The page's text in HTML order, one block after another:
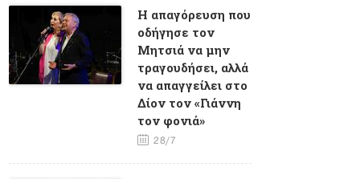
Η απαγόρευση που
οδήγησε τον
Μητσιά να μην
τραγουδήσει, αλλά
να απαγγείλει στο
Δίον τον «Γιάννη
τον φονιά»
28/7